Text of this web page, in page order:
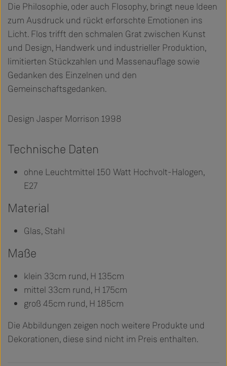
Die Philosophie, oder auch Flosophy, bringt neue Ideen
zum Ausdruck und rückt erforschte Emotionen ins
Licht. Flos trifft den schmalen Grat zwischen Kunst
und Design, Handwerk und industrieller Produktion,
limitierten Stückzahlen und Massenauflage sowie
Gedanken des Einzelnen und den
Gemeinschaftsgedanken.
Design Jasper Morrison 1998
Technische Daten
ohne Leuchtmittel 150 Watt Hochvolt-Halogen,
E27
Material
Glas, Stahl
Maße
klein 33cm rund, H 135cm
mittel 33cm rund, H 175cm
groß 45cm rund, H 185cm
Die Abbildungen zeigen noch weitere Produkte und
Dekorationen, diese sind nicht im Preis enthalten.